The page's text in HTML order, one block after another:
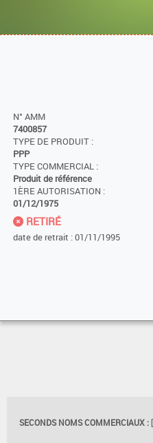
N° AMM
7400857
TYPE DE PRODUIT :
PPP
TYPE COMMERCIAL :
Produit de référence
1ÈRE AUTORISATION :
01/12/1975
RETIRÉ
date de retrait : 01/11/1995
SECONDS NOMS COMMERCIAUX :